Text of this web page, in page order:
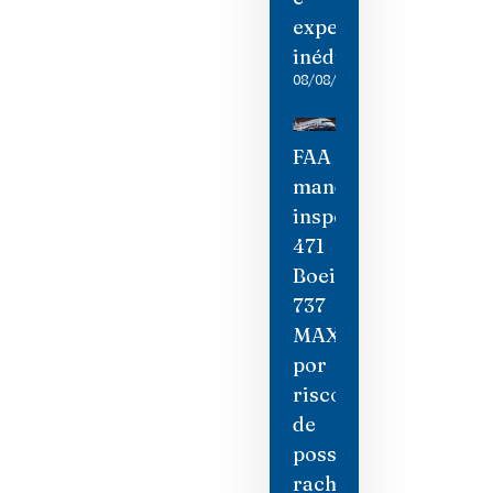
experiências
inéditas
08/08/2026
FAA
manda
inspecionar
471
Boeing
737
MAX
por
risco
de
possíveis
rachaduras